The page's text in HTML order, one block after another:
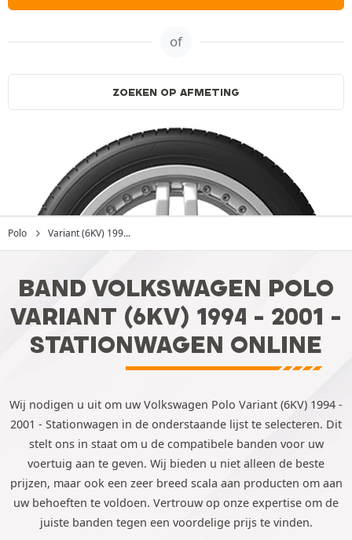
of
ZOEKEN OP AFMETING
Polo Variant (6KV) 199...
BAND VOLKSWAGEN POLO
VARIANT (6KV) 1994 - 2001 -
STATIONWAGEN ONLINE
Wij nodigen u uit om uw Volkswagen Polo Variant (6KV) 1994 -
2001 - Stationwagen in de onderstaande lijst te selecteren. Dit
stelt ons in staat om u de compatibele banden voor uw
voertuig aan te geven. Wij bieden u niet alleen de beste
prijzen, maar ook een zeer breed scala aan producten om aan
uw behoeften te voldoen. Vertrouw op onze expertise om de
juiste banden tegen een voordelige prijs te vinden.